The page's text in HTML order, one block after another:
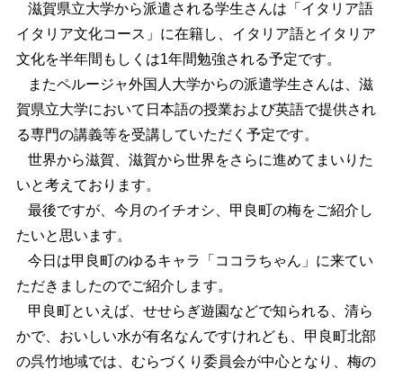
滋賀県立大学から派遣される学生さんは「イタリア語
イタリア文化コース」に在籍し、イタリア語とイタリア
文化を半年間もしくは1年間勉強される予定です。
またペルージャ外国人大学からの派遣学生さんは、滋
賀県立大学において日本語の授業および英語で提供され
る専門の講義等を受講していただく予定です。
世界から滋賀、滋賀から世界をさらに進めてまいりた
いと考えております。
最後ですが、今月のイチオシ、甲良町の梅をご紹介し
たいと思います。
今日は甲良町のゆるキャラ「ココラちゃん」に来てい
ただきましたのでご紹介します。
甲良町といえば、せせらぎ遊園などで知られる、清ら
かで、おいしい水が有名なんですけれども、甲良町北部
の呉竹地域では、むらづくり委員会が中心となり、梅の